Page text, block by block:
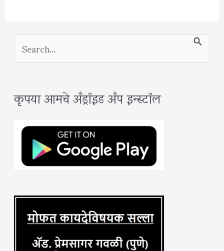
S
e
r
:
कृपया आमचे अँड्रॉइड अँप इन्स्टॉल